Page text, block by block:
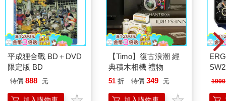
平成狸合戰 BD＋DVD
限定版 BD
特價 888 元
【Timo】復古浪潮 經
典積木相機 禮物
51 折 特價 349 元
泳
1990